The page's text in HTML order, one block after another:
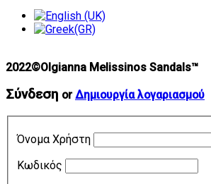
2022©Olgianna Melissinos Sandals™
Σύνδεση orΔημιουργία λογαριασμού
Όνομα Χρήστη
Κωδικός